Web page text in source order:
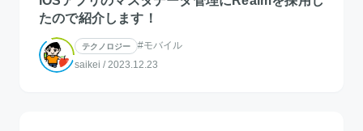
たので紹介します！
テクノロジー
#モバイル
saikei / 2023.12.23